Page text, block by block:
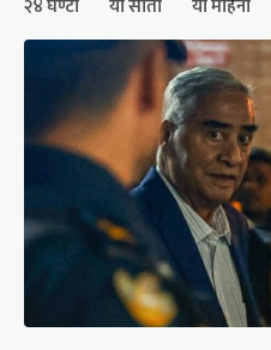
२४ घण्टा यो साता यो महिना